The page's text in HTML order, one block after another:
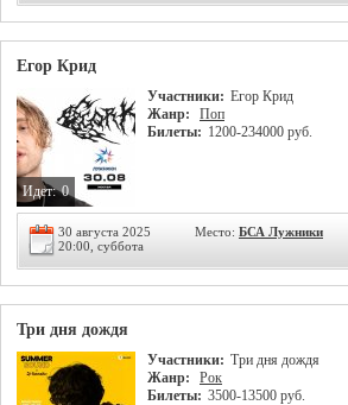
Егор Крид
Участники: Егор Крид
Жанр:
Поп
Билеты: 1200-234000 руб.
Идет: 0
30 августа 2025
20:00, суббота
Место: БСА Лужники
Три дня дождя
Участники: Три дня дождя
Жанр:
Рок
Билеты: 3500-13500 руб.